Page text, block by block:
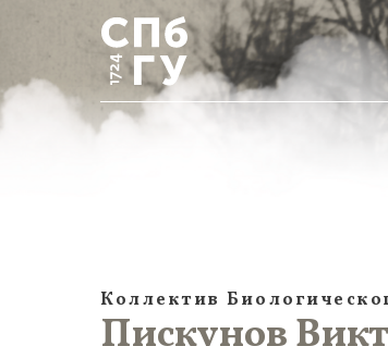
Коллектив